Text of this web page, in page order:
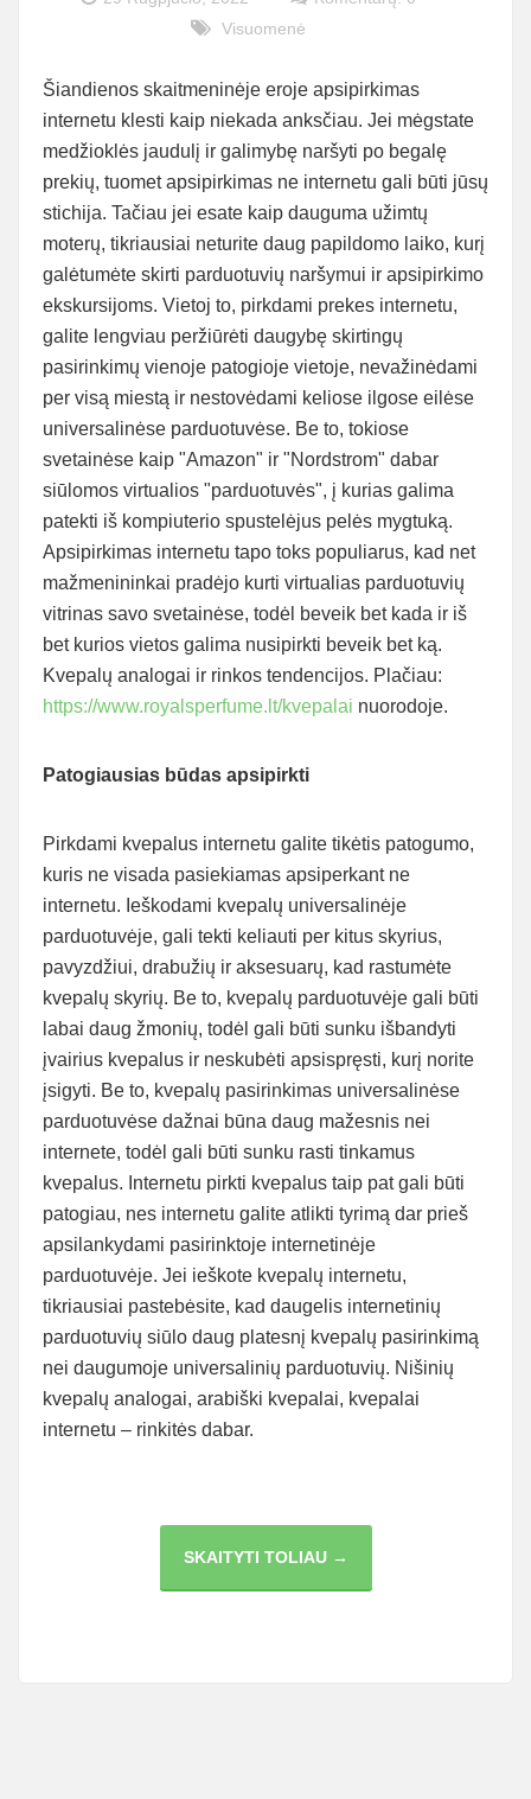
Visuomenė
Šiandienos skaitmeninėje eroje apsipirkimas
internetu klesti kaip niekada anksčiau. Jei mėgstate
medžioklės jaudulį ir galimybę naršyti po begalę
prekių, tuomet apsipirkimas ne internetu gali būti jūsų
stichija. Tačiau jei esate kaip dauguma užimtų
moterų, tikriausiai neturite daug papildomo laiko, kurį
galėtumėte skirti parduotuvių naršymui ir apsipirkimo
ekskursijoms. Vietoj to, pirkdami prekes internetu,
galite lengviau peržiūrėti daugybę skirtingų
pasirinkimų vienoje patogioje vietoje, nevažinėdami
per visą miestą ir nestovėdami keliose ilgose eilėse
universalinėse parduotuvėse. Be to, tokiose
svetainėse kaip "Amazon" ir "Nordstrom" dabar
siūlomos virtualios "parduotuvės", į kurias galima
patekti iš kompiuterio spustelėjus pelės mygtuką.
Apsipirkimas internetu tapo toks populiarus, kad net
mažmenininkai pradėjo kurti virtualias parduotuvių
vitrinas savo svetainėse, todėl beveik bet kada ir iš
bet kurios vietos galima nusipirkti beveik bet ką.
Kvepalų analogai ir rinkos tendencijos. Plačiau:
https://www.royalsperfume.lt/kvepalai nuorodoje.
Patogiausias būdas apsipirkti
Pirkdami kvepalus internetu galite tikėtis patogumo,
kuris ne visada pasiekiamas apsiperkant ne
internetu. Ieškodami kvepalų universalinėje
parduotuvėje, gali tekti keliauti per kitus skyrius,
pavyzdžiui, drabužių ir aksesuarų, kad rastumėte
kvepalų skyrių. Be to, kvepalų parduotuvėje gali būti
labai daug žmonių, todėl gali būti sunku išbandyti
įvairius kvepalus ir neskubėti apsispręsti, kurį norite
įsigyti. Be to, kvepalų pasirinkimas universalinėse
parduotuvėse dažnai būna daug mažesnis nei
internete, todėl gali būti sunku rasti tinkamus
kvepalus. Internetu pirkti kvepalus taip pat gali būti
patogiau, nes internetu galite atlikti tyrimą dar prieš
apsilankydami pasirinktoje internetinėje
parduotuvėje. Jei ieškote kvepalų internetu,
tikriausiai pastebėsite, kad daugelis internetinių
parduotuvių siūlo daug platesnį kvepalų pasirinkimą
nei daugumoje universalinių parduotuvių. Nišinių
kvepalų analogai, arabiški kvepalai, kvepalai
internetu – rinkitės dabar.
SKAITYTI TOLIAU →
PIRKTI